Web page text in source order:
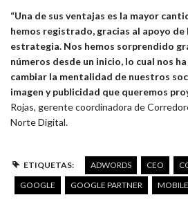
“Una de sus ventajas es la mayor
hemos registrado, gracias al apoyo
estrategia. Nos hemos sorprendido
números desde un inicio, lo cual nos
cambiar la mentalidad de nuestros
imagen y publicidad que queremos
Rojas, gerente coordinadora de
Norte Digital.
ETIQUETAS: ADWORDS CEO
GOOGLE
GOOGLE PARTNER